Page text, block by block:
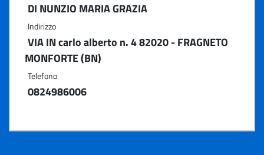
DI NUNZIO MARIA GRAZIA
Indirizzo
VIA IN carlo alberto n. 4 82020 - FRAGNETO
MONFORTE (BN)
Telefono
0824986006